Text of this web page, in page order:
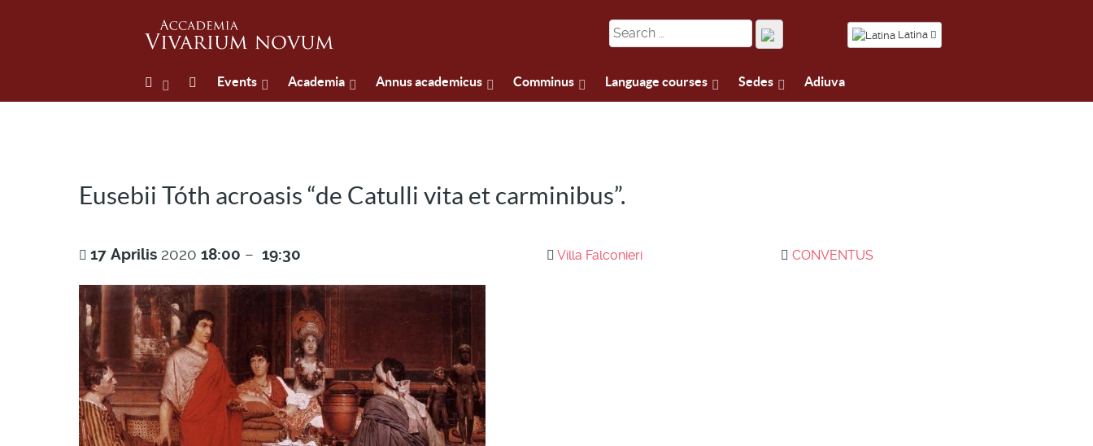
Latina
Events Academia Annus academicus Comminus Language courses Sedes Adiuva
Eusebii Tóth acroasis “de Catulli vita et carminibus”.
17 Aprilis 2020 18:00 – 19:30 Villa Falconieri CONVENTUS